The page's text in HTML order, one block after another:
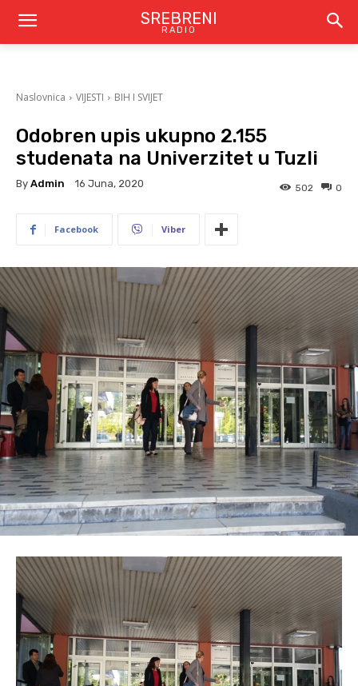
SREBRENI
RADIO
Naslovnica VIJESTI BIH I SVIJET
Odobren upis ukupno 2.155
studenata na Univerzitet u Tuzli
By Admin 16 Juna, 2020 0
502
Facebook Viber